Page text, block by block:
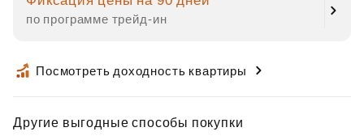
по программе трейд‑ин
Посмотреть доходность квартиры
Другие выгодные способы покупки